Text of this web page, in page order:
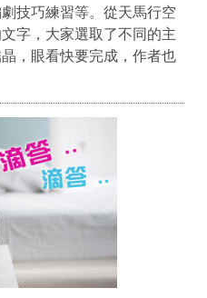
技巧練習等。從天馬行空
字，大家選取了不同的主
，眼看快要完成，作者也